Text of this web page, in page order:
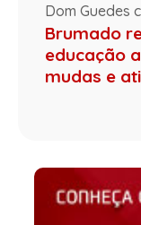
Dom Guedes
Brumado
educação
mudas e